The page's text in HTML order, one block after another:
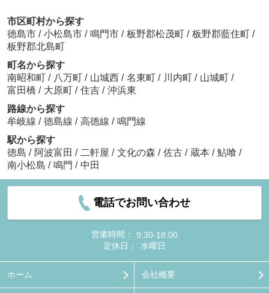
市区町村から探す
徳島市 / 小松島市 / 鳴門市 / 板野郡松茂町 / 板野郡藍住町 /
板野郡北島町
町名から探す
南昭和町 / 八万町 / 山城西 / 名東町 / 川内町 / 山城町 /
富田橋 / 大原町 / 住吉 / 沖浜東
路線から探す
牟岐線 / 徳島線 / 高徳線 / 鳴門線
駅から探す
徳島 / 阿波富田 / 二軒屋 / 文化の森 / 佐古 / 蔵本 / 鮎喰 /
南小松島 / 鳴門 / 中田
電話でお問い合わせ
営業時間：
9:30-18:00
定休日：
水曜日
ホーム 会社概要